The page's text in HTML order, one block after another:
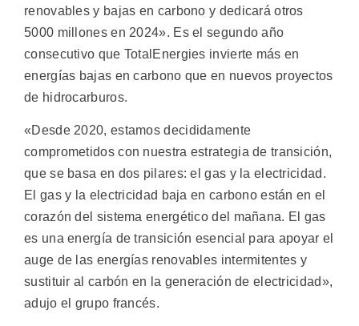
renovables y bajas en carbono y dedicará otros
5000 millones en 2024». Es el segundo año
consecutivo que TotalEnergies invierte más en
energías bajas en carbono que en nuevos proyectos
de hidrocarburos.
«Desde 2020, estamos decididamente
comprometidos con nuestra estrategia de transición,
que se basa en dos pilares: el gas y la electricidad.
El gas y la electricidad baja en carbono están en el
corazón del sistema energético del mañana. El gas
es una energía de transición esencial para apoyar el
auge de las energías renovables intermitentes y
sustituir al carbón en la generación de electricidad»,
adujo el grupo francés.